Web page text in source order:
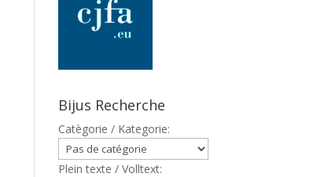
Bijus Recherche
Catègorie / Kategorie:
Plein texte / Volltext: